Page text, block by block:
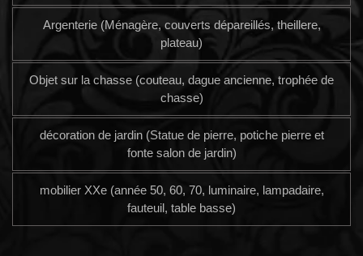
Argenterie (Ménagère, couverts dépareillés, theillere,
plateau)
Objet sur la chasse (couteau, dague ancienne, trophée de
chasse)
décoration de jardin (Statue de pierre, potiche pierre et
fonte salon de jardin)
mobilier XXe (année 50, 60, 70, luminaire, lampadaire,
fauteuil, table basse)